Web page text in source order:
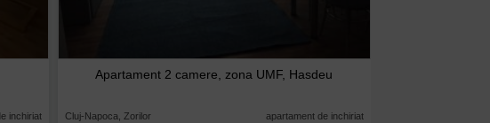
inchiriat
Apartament 2 camere, zona UMF, Hasdeu
Cluj-Napoca, Zorilor apartament de inchiriat